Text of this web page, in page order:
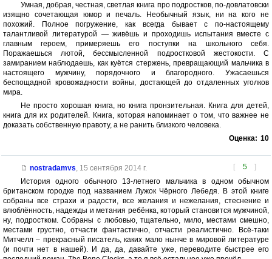
Умная, добрая, честная, светлая книга про подростков, по-довлатовски
изящно сочетающая юмор и печаль. Необычный язык, ни на кого не
похожий. Полное погружение, как всегда бывает с по-настоящему
талантливой литературой — живёшь и проходишь испытания вместе с
главным героем, примеряешь его поступки на школьного себя.
Поражаешься лютой, бессмысленной подростковой жестокости. С
замиранием наблюдаешь, как куётся стержень, превращающий мальчика в
настоящего мужчину, порядочного и благородного. Ужасаешься
беспощадной кровожадности войны, достающей до отдаленных уголков
мира.
Не просто хорошая книга, но книга пронзительная. Книга для детей,
книга для их родителей. Книга, которая напоминает о том, что важнее не
доказать собственную правоту, а не ранить близкого человека.
Оценка: 10
[ 5 ]
nostradamvs, 15 сентября 2014 г.
История одного обычного 13-летнего мальчика в одном обычном
британском городке под названием Лужок Чёрного Лебедя. В этой книге
собраны все страхи и радости, все желания и нежелания, стеснение и
влюблённость, надежды и метания ребёнка, который становится мужчиной,
ну, подростком. Собраны с любовью, тщательно, мило, местами смешно,
местами грустно, отчасти фантастично, отчасти реалистично. Всё-таки
Митчелл – прекрасный писатель, каких мало нынче в мировой литературе
(и почти нет в нашей). И да, да, давайте уже, переводите быстрее его